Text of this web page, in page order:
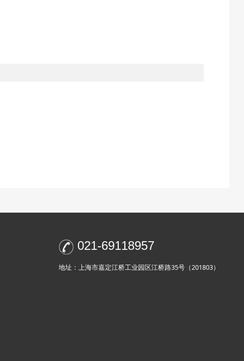
021-69118957
地址：上海市嘉定江桥工业园区江桥路35号（201803）